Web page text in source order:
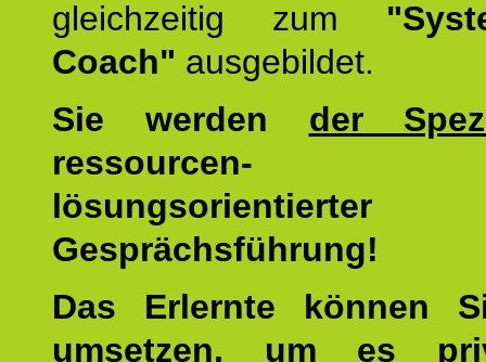
gleichzeitig zum
Coach" ausgebildet.
Sie werden der
lösungsorientierter
Gesprächsführung!
Das Erlernte können
umsetzen, um es